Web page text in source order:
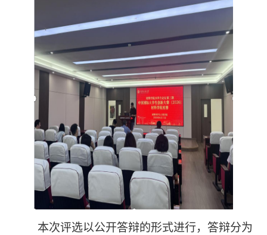
本次评选以公开答辩的形式进行，答辩分为